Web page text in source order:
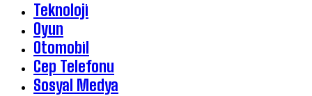
Teknoloji
Oyun
Otomobil
Cep Telefonu
Sosyal Medya